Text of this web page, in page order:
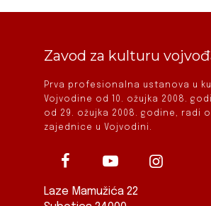
Zavod za kulturu
Prva profesionalna ustanova u
Vojvodine od 10. ožujka 2008.
od 29. ožujka 2008. godine, radi
zajednice u Vojvodini.
Laze Mamužića 22